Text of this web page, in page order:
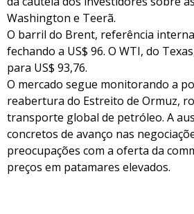
Washington e Teerã.
O barril do Brent, referência
fechando a US$ 96. O WTI, do
para US$ 93,76.
O mercado segue monitorando a
reabertura do Estreito de Ormuz,
transporte global de petróleo. A
concretos de avanço nas
preocupações com a oferta da
preços em patamares elevados.